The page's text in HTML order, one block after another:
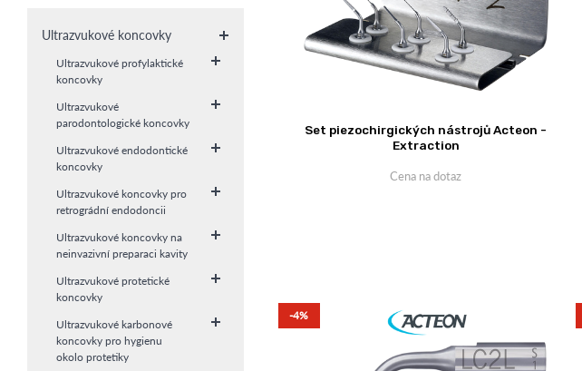
Ultrazvukové koncovky
Ultrazvukové profylaktické
koncovky
Ultrazvukové
parodontologické koncovky
Ultrazvukové endodontické
koncovky
Ultrazvukové koncovky pro
retrográdní endodoncii
Ultrazvukové koncovky na
neinvazivní preparaci kavity
Ultrazvukové protetické
koncovky
Ultrazvukové karbonové
koncovky pro hygienu
okolo protetiky
Set piezochirgických nástrojů Acteon -
Extraction
Cena na dotaz
-4%